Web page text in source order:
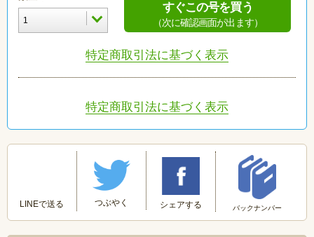
すぐこの号を買う
（次に確認画面が出ます）
特定商取引法に基づく表示
特定商取引法に基づく表示
LINEで送る つぶやく シェアする バックナンバー